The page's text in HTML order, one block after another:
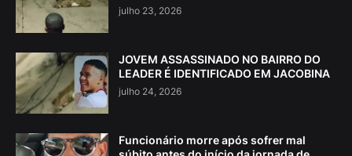
julho 23, 2026
JOVEM ASSASSINADO NO BAIRRO DO
LEADER É IDENTIFICADO EM JACOBINA
julho 24, 2026
Funcionário morre após sofrer mal